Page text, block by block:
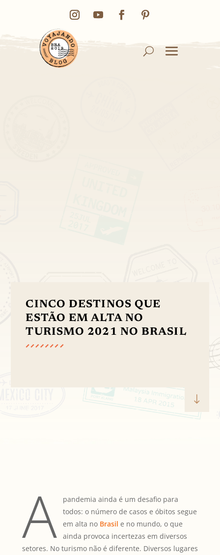
CINCO DESTINOS QUE
ESTÃO EM ALTA NO
TURISMO 2021 NO BRASIL
"
A
pandemia ainda é um desafio para
todos: o número de casos e óbitos segue
em alta no Brasil e no mundo, o que
ainda provoca incertezas em diversos
setores. No turismo não é diferente. Diversos lugares